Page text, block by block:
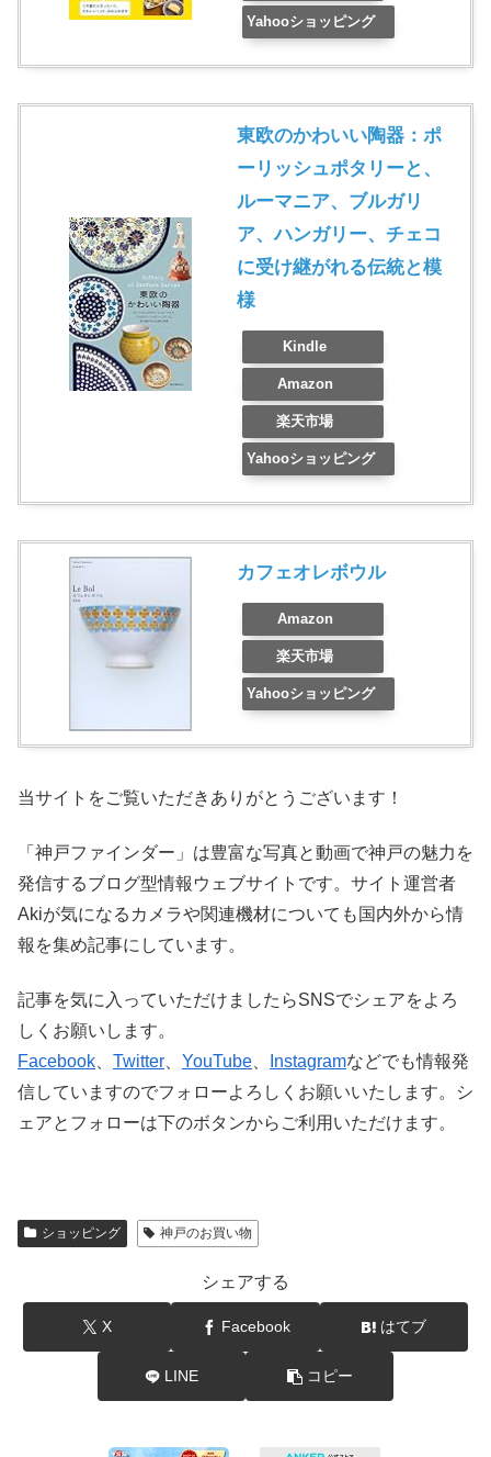
Yahooショッピング
東欧のかわいい陶器：ポ
ーリッシュポタリーと、
ルーマニア、ブルガリ
ア、ハンガリー、チェコ
に受け継がれる伝統と模
様
Kindle
Amazon
楽天市場
Yahooショッピング
カフェオレボウル
Amazon
楽天市場
Yahooショッピング
当サイトをご覧いただきありがとうございます！
「神戸ファインダー」は豊富な写真と動画で神戸の魅力を
発信するブログ型情報ウェブサイトです。サイト運営者
Akiが気になるカメラや関連機材についても国内外から情
報を集め記事にしています。
記事を気に入っていただけましたらSNSでシェアをよろ
しくお願いします。
Facebook
Twitter YouTube Instagramなどでも情報発
信していますのでフォローよろしくお願いいたします。シ
ェアとフォローは下のボタンからご利用いただけます。
ショッピング 神戸のお買い物
シェアする
X Facebook はてブ
LINE コピー